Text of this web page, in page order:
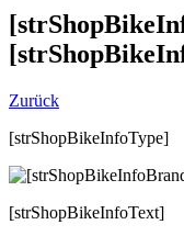
Zurück
[strShopBikeInfoType]
[strShopBikeInfoText]